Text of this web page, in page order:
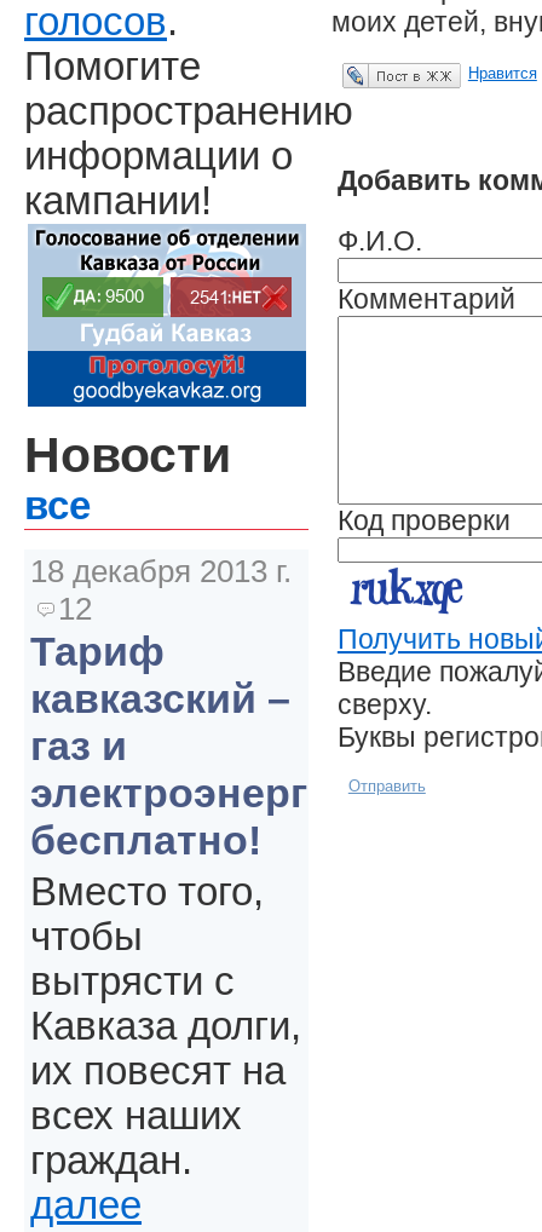
моих детей,
Опубликовать в ЖЖ Нравится
Добавить
Ф.И.О.
Комментарий
Код проверки
Получить
Введие
сверху.
Буквы
Отправить
голосов.
Помогите
распространению
информации о
кампании!
Новости
все
18 декабря 2013 г.
12
Тариф
кавказский –
газ и
электроэнергия
бесплатно!
Вместо того,
чтобы
вытрясти с
Кавказа долги,
их повесят на
всех наших
граждан.
далее